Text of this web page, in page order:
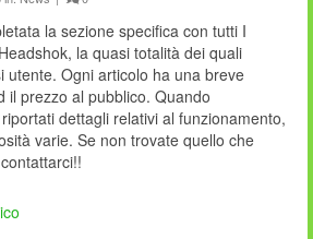
la sezione specifica con tutti I
la quasi totalità dei quali
utente. Ogni articolo ha una breve
il prezzo al pubblico. Quando
dettagli relativi al funzionamento,
varie. Se non trovate quello che